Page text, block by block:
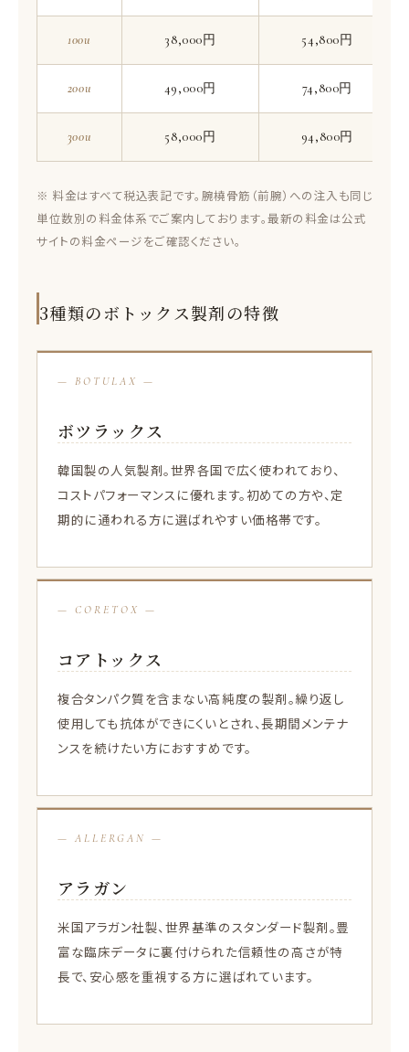
100u 38,000円 54,800円
200u 49,000円 74,800円
300u 58,000円 94,800円
※ 料金はすべて税込表記です。腕橈骨筋（前腕）への注入も同じ
単位数別の料金体系でご案内しております。最新の料金は公式
サイトの料金ページをご確認ください。
3種類のボトックス製剤の特徴
— BOTULAX —
ボツラックス
韓国製の人気製剤。世界各国で広く使われており、
コストパフォーマンスに優れます。初めての方や、定
期的に通われる方に選ばれやすい価格帯です。
— CORETOX —
コアトックス
複合タンパク質を含まない高純度の製剤。繰り返し
使用しても抗体ができにくいとされ、長期間メンテナ
ンスを続けたい方におすすめです。
— ALLERGAN —
アラガン
米国アラガン社製、世界基準のスタンダード製剤。豊
富な臨床データに裏付けられた信頼性の高さが特
長で、安心感を重視する方に選ばれています。